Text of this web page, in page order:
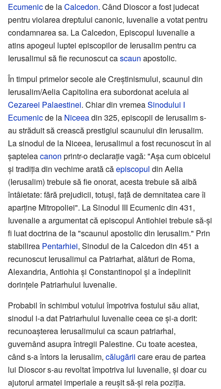
Ecumenicde laCalcedon. Când Dioscor a fost judecat
pentru violarea dreptului canonic, Iuvenalie a votat pentru
condamnarea sa. La Calcedon, Episcopul Iuvenalie a
atins apogeul luptei episcopilor de Ierusalim pentru ca
Ierusalimul să fie recunoscut cascaun apostolic.
În timpul primelor secole ale Creștinismului, scaunul din
Ierusalim/Aelia Capitolina era subordonat aceluia al
Cezareei Palaestinei. Chiar din vremeaSinodului I
Ecumenicde la Niceeadin 325, episcopii de Ierusalim s-
au străduit să crească prestigiul scaunului din Ierusalim.
La sinodul de la Niceea, Ierusalimul a fost recunoscut în al
șapteleacanon printr-o declarație vagă: "Așa cum obiceiul
și tradiția din vechime arată căepiscopul din Aelia
(Ierusalim) trebuie să fie onorat, acesta trebuie să aibă
întâietate: fără prejudicii, totuși, față de demnitatea care îi
aparține Mitropoliei". La Sinodul III Ecumenic din 431,
Iuvenalie a argumentat că episcopul Antiohiei trebuie să-și
fi luat doctrina de la "scaunul apostolic din Ierusalim." Prin
stabilirea Pentarhiei, Sinodul de la Calcedon din 451 a
recunoscut Ierusalimul ca Patriarhat, alături de Roma,
Alexandria, Antiohia și Constantinopol și a îndeplinit
dorințele Patriarhului Iuvenalie.
Probabil în schimbul votului împotriva fostului său aliat,
sinodul i-a dat Patriarhului Iuvenalie ceea ce și-a dorit:
recunoașterea Ierusalimului ca scaun patriarhal,
guvernând asupra întregii Palestine. Cu toate acestea,
când s-a întors la Ierusalim, călugării care erau de partea
lui Dioscor s-au revoltat împotriva lui Iuvenalie, și doar cu
ajutorul armatei imperiale a reușit să-și reia poziția.